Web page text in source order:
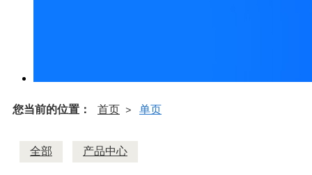
您当前的位置： 首页 > 单页
全部 产品中心